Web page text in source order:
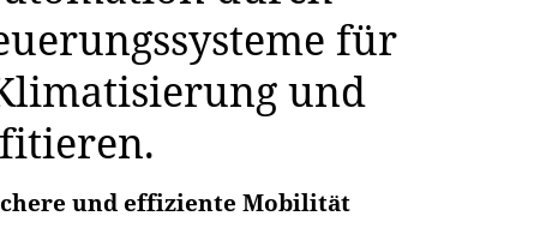
für
und
und effiziente Mobilität